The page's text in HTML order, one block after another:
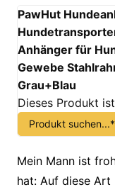
PawHut
Anhänger für
Gewebe
Grau+Blau
Dieses Produkt
Produkt suchen...*
Mein Mann ist
hat: Auf diese Art